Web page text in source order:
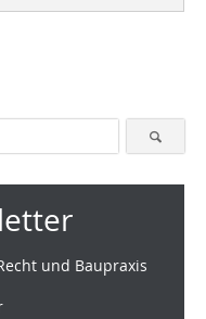
und Baupraxis